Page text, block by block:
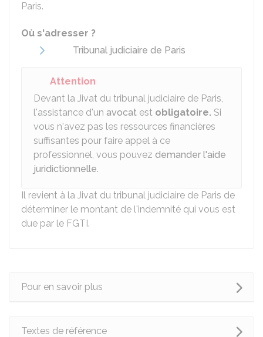
Paris.
Où s'adresser ?
Tribunal judiciaire de Paris
Attention
Devant la Jivat du tribunal judiciaire de Paris,
l'assistance d'un avocat est obligatoire. Si
vous n'avez pas les ressources financières
suffisantes pour faire appel à ce
professionnel, vous pouvez demander l'aide
juridictionnelle.
Il revient à la Jivat du tribunal judiciaire de Paris de
déterminer le montant de l'indemnité qui vous est
due par le FGTI.
Pour en savoir plus
Textes de référence